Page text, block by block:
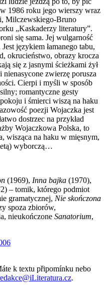
1986 roku jego wierszy wraz
Milczewskiego-Bruno
„Kaskaderzy literatury”.
się sama. Jej wulgarność
językiem łamanego tabu,
okrucieństwo, obrazy krocza
się z jasnymi ścieżkami żył
nienasycone zwierzę porusza
Cierpi i myśli w sposób
romantyczne gesty
i śmierci wiszą na haku
poezji Wojaczka jest
dostrzec na przykład
Wojaczkowa Polska, to
wisząca na haku w mięsnym,
wyborczą…
(1969), Inna bajka (1970),
– tomik, którego podmiot
gramatycznej, Nie skończona
spoza zbiorów,
nieukończone Sanatorium,
k textu připomínku nebo
.